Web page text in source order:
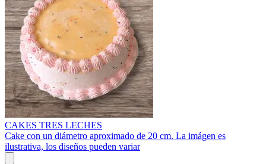
CAKES TRES LECHES
Cake con un diámetro aproximado de 20 cm. La imágen es
ilustrativa, los diseños pueden variar